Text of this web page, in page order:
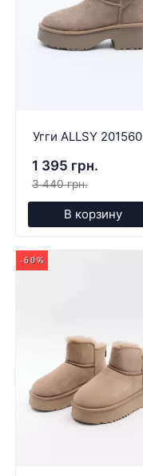
Угги ALLSY 201560
1 395 грн.
3 440 грн.
В корзину
-60%